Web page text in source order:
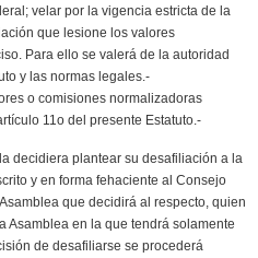
velar por la vigencia estricta de la
que lesione los valores
Para ello se valerá de la autoridad
y las normas legales.-
o comisiones normalizadoras
11o del presente Estatuto.-
decidiera plantear su desafiliación a la
y en forma fehaciente al Consejo
que decidirá al respecto, quien
Asamblea en la que tendrá solamente
de desafiliarse se procederá